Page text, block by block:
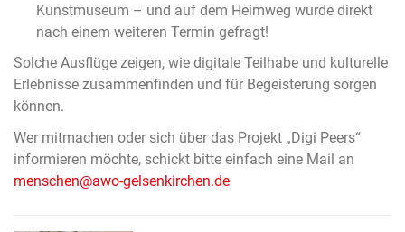
Kunstmuseum – und auf dem Heimweg wurde direkt
nach einem weiteren Termin gefragt!
Solche Ausflüge zeigen, wie digitale Teilhabe und kulturelle
Erlebnisse zusammenfinden und für Begeisterung sorgen
können.
Wer mitmachen oder sich über das Projekt „Digi Peers“
informieren möchte, schickt bitte einfach eine Mail an
menschen@awo-gelsenkirchen.de